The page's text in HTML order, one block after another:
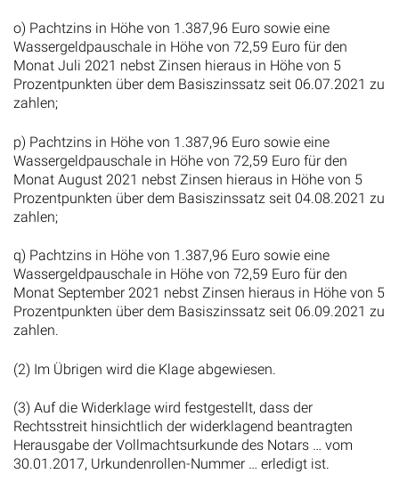
o) Pachtzins in Höhe von 1.387,96 Euro sowie eine
Wassergeldpauschale in Höhe von 72,59 Euro für den
Monat Juli 2021 nebst Zinsen hieraus in Höhe von 5
Prozentpunkten über dem Basiszinssatz seit 06.07.2021 zu
zahlen;
p) Pachtzins in Höhe von 1.387,96 Euro sowie eine
Wassergeldpauschale in Höhe von 72,59 Euro für den
Monat August 2021 nebst Zinsen hieraus in Höhe von 5
Prozentpunkten über dem Basiszinssatz seit 04.08.2021 zu
zahlen;
q) Pachtzins in Höhe von 1.387,96 Euro sowie eine
Wassergeldpauschale in Höhe von 72,59 Euro für den
Monat September 2021 nebst Zinsen hieraus in Höhe von 5
Prozentpunkten über dem Basiszinssatz seit 06.09.2021 zu
zahlen.
(2) Im Übrigen wird die Klage abgewiesen.
(3) Auf die Widerklage wird festgestellt, dass der
Rechtsstreit hinsichtlich der widerklagend beantragten
Herausgabe der Vollmachtsurkunde des Notars … vom
30.01.2017, Urkundenrollen-Nummer … erledigt ist.